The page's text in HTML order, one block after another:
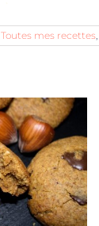
Toutes mes recettes,